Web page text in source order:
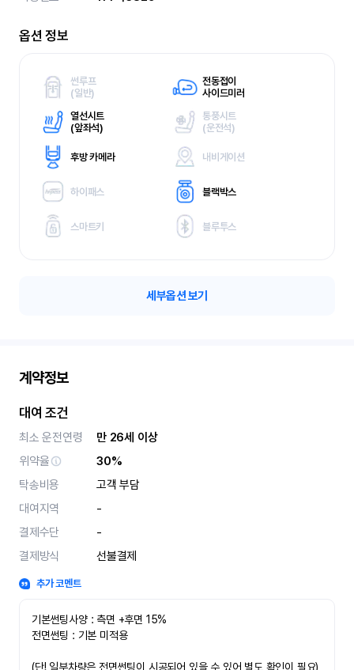
옵션 정보
썬루프
(일반)
전동접이
사이드미러
열선시트
(앞좌석)
통풍시트
(운전석)
후방 카메라 내비게이션
하이패스 블랙박스
스마트키 블루투스
세부옵션 보기
계약정보
대여 조건
최소 운전연령
만 26세 이상
위약율
30%
탁송비용
고객 부담
대여지역
-
결제수단
-
결제방식
선불결제
추가 코멘트
기본썬팅사양 : 측면 +후면 15%
전면썬팅 : 기본 미적용
(단! 일부차량은 전면썬팅이 시공되어 있을 수 있어 별도 확인이 필요)